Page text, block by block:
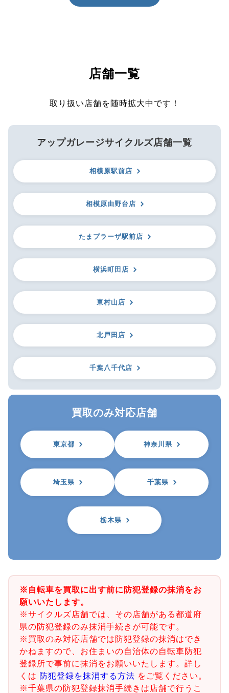
店舗一覧
取り扱い店舗を随時拡大中です！
アップガレージサイクルズ店舗一覧
相模原駅前店
相模原由野台店
たまプラーザ駅前店
横浜町田店
東村山店
北戸田店
千葉八千代店
買取のみ対応店舗
東京都 神奈川県
埼玉県 千葉県
栃木県
※自転車を買取に出す前に防犯登録の抹消をお
願いいたします。
※サイクルズ店舗では、その店舗がある都道府
県の防犯登録のみ抹消手続きが可能です。
※買取のみ対応店舗では防犯登録の抹消はでき
かねますので、お住まいの自治体の自転車防犯
登録所で事前に抹消をお願いいたします。詳し
くは 防犯登録を抹消する方法 をご覧ください。
※千葉県の防犯登録抹消手続きは店舗で行うこ